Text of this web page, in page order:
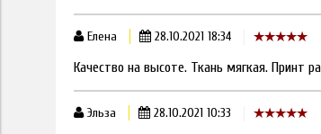
Елена 28.10.2021 18:34
Качество на высоте. Ткань мягкая. Принт
Эльза 28.10.2021 10:33